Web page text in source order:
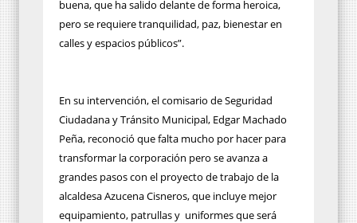
buena, que ha salido delante de forma heroica,
pero se requiere tranquilidad, paz, bienestar en
calles y espacios públicos”.
En su intervención, el comisario de Seguridad
Ciudadana y Tránsito Municipal, Edgar Machado
Peña, reconoció que falta mucho por hacer para
transformar la corporación pero se avanza a
grandes pasos con el proyecto de trabajo de la
alcaldesa Azucena Cisneros, que incluye mejor
equipamiento, patrullas y uniformes que será